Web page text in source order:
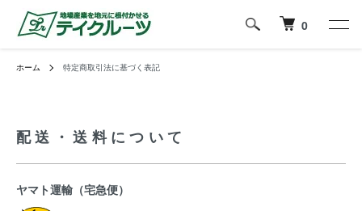
0
ホーム 特定商取引法に基づく表記
配送・送料について
ヤマト運輸（宅急便）